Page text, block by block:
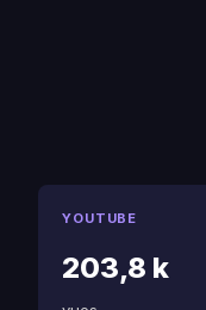
YOUTUBE
203,8 k